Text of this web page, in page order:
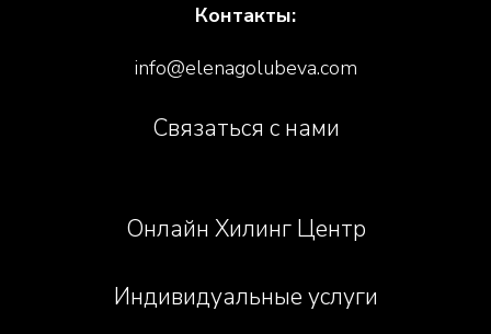
Контакты:
info@elenagolubeva.com
Связаться с нами
Онлайн Хилинг Центр
Индивидуальные услуги